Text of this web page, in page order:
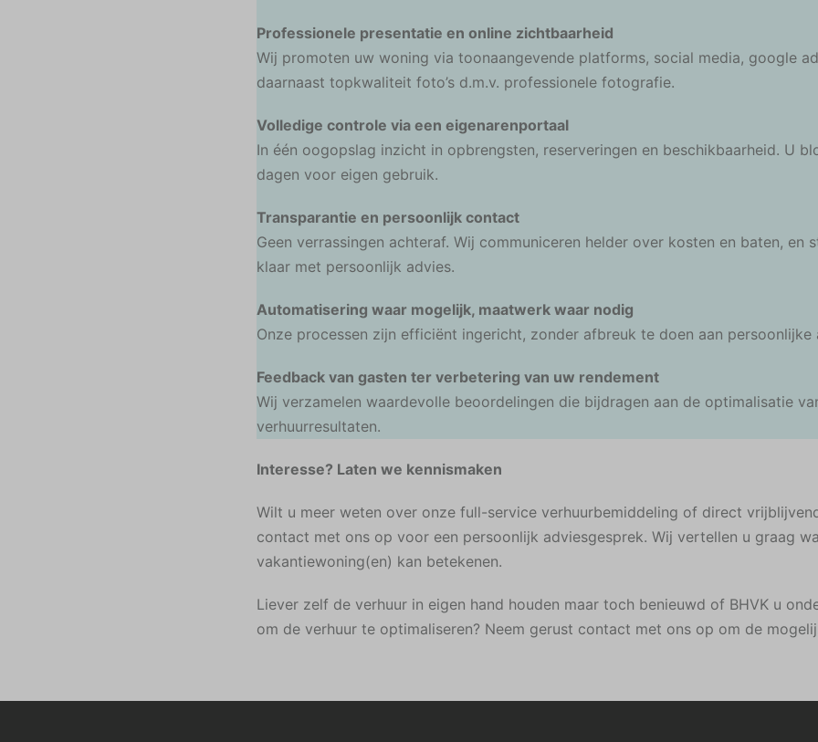
Professionele presentatie en online zichtbaarheid
Wij promoten uw woning via toonaangevende platforms, social media, google
daarnaast topkwaliteit foto’s d.m.v. professionele fotografie.
Volledige controle via een eigenarenportaal
In één oogopslag inzicht in opbrengsten, reserveringen en beschikbaarheid. U
dagen voor eigen gebruik.
Transparantie en persoonlijk contact
Geen verrassingen achteraf. Wij communiceren helder over kosten en baten, en
klaar met persoonlijk advies.
Automatisering waar mogelijk, maatwerk waar nodig
Onze processen zijn efficiënt ingericht, zonder afbreuk te doen aan persoonlijke
Feedback van gasten ter verbetering van uw rendement
Wij verzamelen waardevolle beoordelingen die bijdragen aan de optimalisatie
verhuurresultaten.
Interesse? Laten we kennismaken
Wilt u meer weten over onze full-service verhuurbemiddeling of direct
contact met ons op voor een persoonlijk adviesgesprek. Wij vertellen u graag
vakantiewoning(en) kan betekenen.
Liever zelf de verhuur in eigen hand houden maar toch benieuwd of BHVK u
om de verhuur te optimaliseren? Neem gerust contact met ons op om de